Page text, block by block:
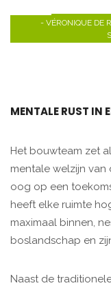
- VÉRONIQUE DE
MENTALE RUST IN
Het bouwteam zet
mentale welzijn
oog op een
heeft elke ruimte
maximaal binnen,
boslandschap en
Naast de